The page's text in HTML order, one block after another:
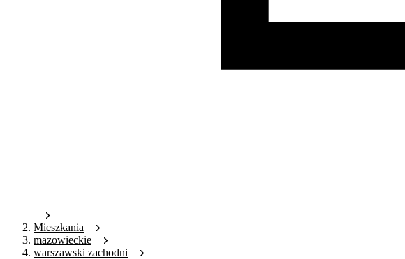
Mieszkania
mazowieckie
warszawski zachodni